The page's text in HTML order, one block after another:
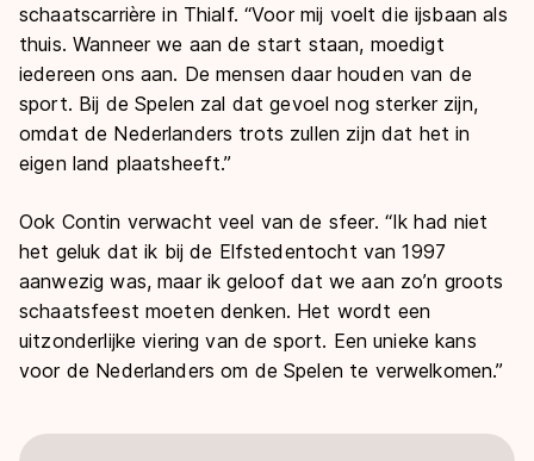
schaatscarrière in Thialf. “Voor mij voelt die ijsbaan als
thuis. Wanneer we aan de start staan, moedigt
iedereen ons aan. De mensen daar houden van de
sport. Bij de Spelen zal dat gevoel nog sterker zijn,
omdat de Nederlanders trots zullen zijn dat het in
eigen land plaatsheeft.”
Ook Contin verwacht veel van de sfeer. “Ik had niet
het geluk dat ik bij de Elfstedentocht van 1997
aanwezig was, maar ik geloof dat we aan zo’n groots
schaatsfeest moeten denken. Het wordt een
uitzonderlijke viering van de sport. Een unieke kans
voor de Nederlanders om de Spelen te verwelkomen.”